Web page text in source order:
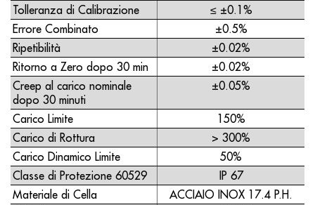
Tolleranza di Calibrazione
≤ ±0.1%
Errore Combinato
±0.5%
Ripetibilità
±0.02%
Ritorno a Zero dopo 30 min
±0.02%
Creep al carico nominale
dopo 30 minuti
±0.05%
Carico Limite
150%
Carico di Rottura
> 300%
Carico Dinamico Limite
50%
Classe di Protezione 60529
IP 67
Materiale di Cella
ACCIAIO INOX 17.4 P.H.